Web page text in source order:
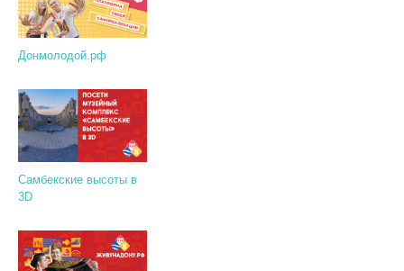
Донмолодой.рф
Самбекские высоты в
3D